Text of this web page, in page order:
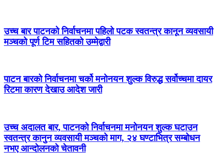
उच्च बार पाटनको निर्वाचनमा पहिलो पटक स्वतन्त्र कानून व्यवसायी
मञ्चको पूर्ण टिम सहितको उम्मेद्वारी
पाटन बारको निर्वाचनमा चर्को मनोनयन शुल्क विरुद्ध सर्वोच्चमा दायर
रिटमा कारण देखाउ आदेश जारी
उच्च अदालत बार, पाटनको निर्वाचनमा मनोनयन शुल्क घटाउन
स्वतन्त्र कानुन व्यवसायी मञ्चको माग, २४ घण्टाभित्र सम्बोधन
नभए आन्दोलनको चेतावनी